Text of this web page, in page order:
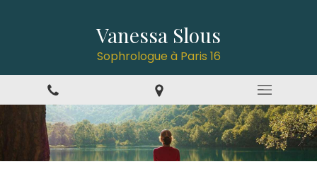
Vanessa Slous
Sophrologue à Paris 16